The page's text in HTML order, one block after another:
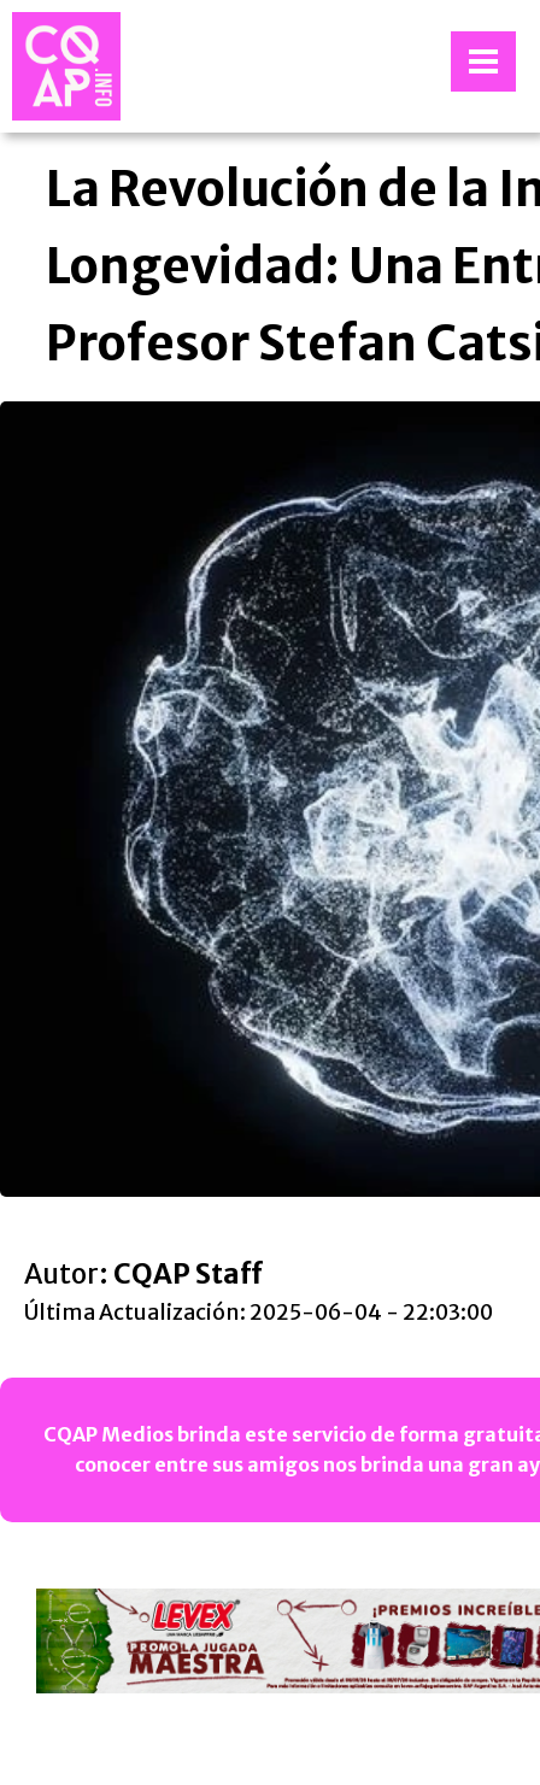
La Revolución de la
Longevidad: Una
Profesor Stefan
Autor: CQAP Staff
Última Actualización: 2025-06-04 - 22:03:00
CQAP Medios brinda este servicio de forma
conocer entre sus amigos nos brinda una gran